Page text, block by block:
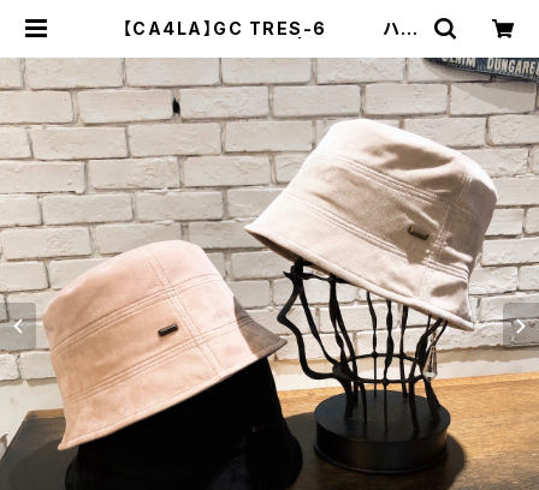
【CA4LA】GC TRES-6 ハッ
門店SHAPPO（シャッポ）